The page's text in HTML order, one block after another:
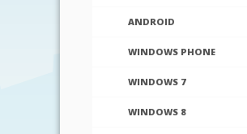
ANDROID
WINDOWS PHONE
WINDOWS 7
WINDOWS 8